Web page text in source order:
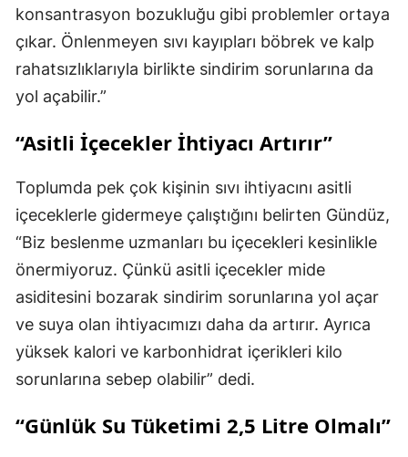
konsantrasyon bozukluğu gibi problemler ortaya
çıkar. Önlenmeyen sıvı kayıpları böbrek ve kalp
rahatsızlıklarıyla birlikte sindirim sorunlarına da
yol açabilir.”
“Asitli İçecekler İhtiyacı Artırır”
Toplumda pek çok kişinin sıvı ihtiyacını asitli
içeceklerle gidermeye çalıştığını belirten Gündüz,
“Biz beslenme uzmanları bu içecekleri kesinlikle
önermiyoruz. Çünkü asitli içecekler mide
asiditesini bozarak sindirim sorunlarına yol açar
ve suya olan ihtiyacımızı daha da artırır. Ayrıca
yüksek kalori ve karbonhidrat içerikleri kilo
sorunlarına sebep olabilir” dedi.
“Günlük Su Tüketimi 2,5 Litre Olmalı”